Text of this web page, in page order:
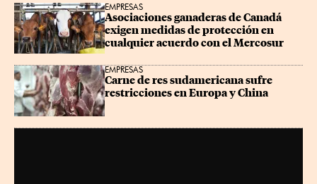
EMPRESAS
Asociaciones ganaderas de Canadá
exigen medidas de protección en
cualquier acuerdo con el Mercosur
EMPRESAS
Carne de res sudamericana sufre
restricciones en Europa y China